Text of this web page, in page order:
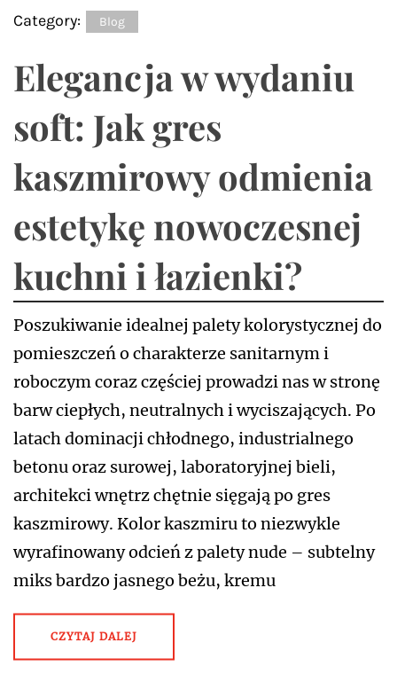
Category: Blog
Elegancja w wydaniu
soft: Jak gres
kaszmirowy odmienia
estetykę nowoczesnej
kuchni i łazienki?
Poszukiwanie idealnej palety kolorystycznej do
pomieszczeń o charakterze sanitarnym i
roboczym coraz częściej prowadzi nas w stronę
barw ciepłych, neutralnych i wyciszających. Po
latach dominacji chłodnego, industrialnego
betonu oraz surowej, laboratoryjnej bieli,
architekci wnętrz chętnie sięgają po gres
kaszmirowy. Kolor kaszmiru to niezwykle
wyrafinowany odcień z palety nude – subtelny
miks bardzo jasnego beżu, kremu
CZYTAJ DALEJ